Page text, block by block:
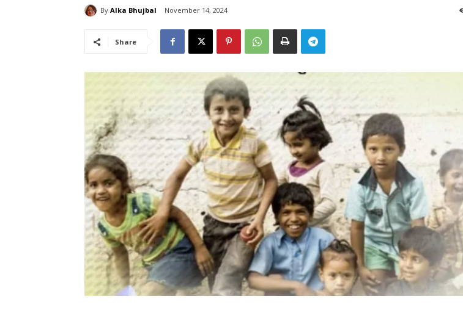
By Alka Bhujbal November 14, 2024
Share